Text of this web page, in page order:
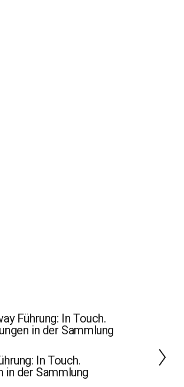
Führung: In Touch.
in der Sammlung
In Touch.
in der Sammlung